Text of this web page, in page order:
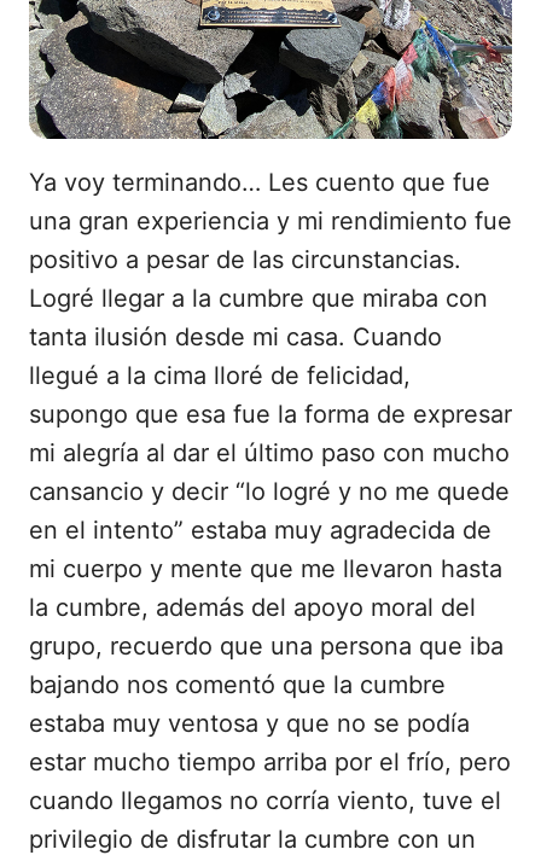
Ya voy terminando… Les cuento que fue
una gran experiencia y mi rendimiento fue
positivo a pesar de las circunstancias.
Logré llegar a la cumbre que miraba con
tanta ilusión desde mi casa. Cuando
llegué a la cima lloré de felicidad,
supongo que esa fue la forma de expresar
mi alegría al dar el último paso con mucho
cansancio y decir “lo logré y no me quede
en el intento” estaba muy agradecida de
mi cuerpo y mente que me llevaron hasta
la cumbre, además del apoyo moral del
grupo, recuerdo que una persona que iba
bajando nos comentó que la cumbre
estaba muy ventosa y que no se podía
estar mucho tiempo arriba por el frío, pero
cuando llegamos no corría viento, tuve el
privilegio de disfrutar la cumbre con un